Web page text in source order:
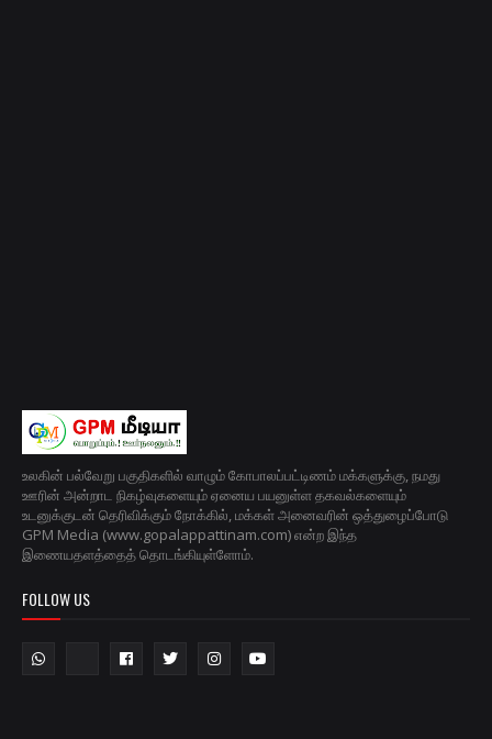
உலகின் பல்வேறு பகுதிகளில் வாழும் கோபாலப்பட்டிணம் மக்களுக்கு, நமது
ஊரின் அன்றாட நிகழ்வுகளையும் ஏனைய பயனுள்ள தகவல்களையும்
உடனுக்குடன் தெரிவிக்கும் நோக்கில், மக்கள் அனைவரின் ஒத்துழைப்போடு
GPM Media (www.gopalappattinam.com) என்ற இந்த
இணையதளத்தைத் தொடங்கியுள்ளோம்.
FOLLOW US